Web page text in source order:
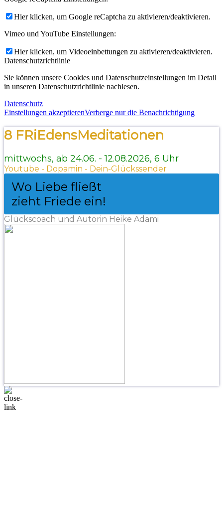
Hier klicken, um Google reCaptcha zu aktivieren/deaktivieren.
Vimeo und YouTube Einstellungen:
Hier klicken, um Videoeinbettungen zu aktivieren/deaktivieren.
Datenschutzrichtlinie
Sie können unsere Cookies und Datenschutzeinstellungen im Detail
in unseren Datenschutzrichtlinie nachlesen.
Datenschutz
Einstellungen akzeptierenVerberge nur die Benachrichtigung
8 FRiEdensMeditationen
mittwochs, ab 24.06. - 12.08.2026, 6 Uhr
Youtube - Dopamin - Dein-Glückssender
Wo Liebe fließt
zieht Friede ein!
Glückscoach und Autorin Heike Adami